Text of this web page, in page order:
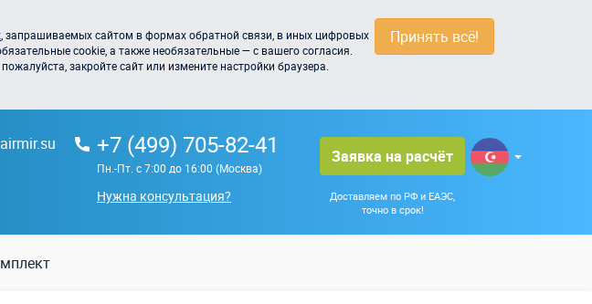
Принять всё!
, запрашиваемых сайтом в формах обратной связи, в иных цифровых
cookie, а также необязательные — с вашего согласия.
закройте сайт или измените настройки браузера.
+7 (499) 705-82-41
Пн.-Пт. с 7:00 до 16:00 (Москва)
Нужна консультация?
Заявка на расчёт
Доставляем по РФ и ЕАЭС,
точно в срок!